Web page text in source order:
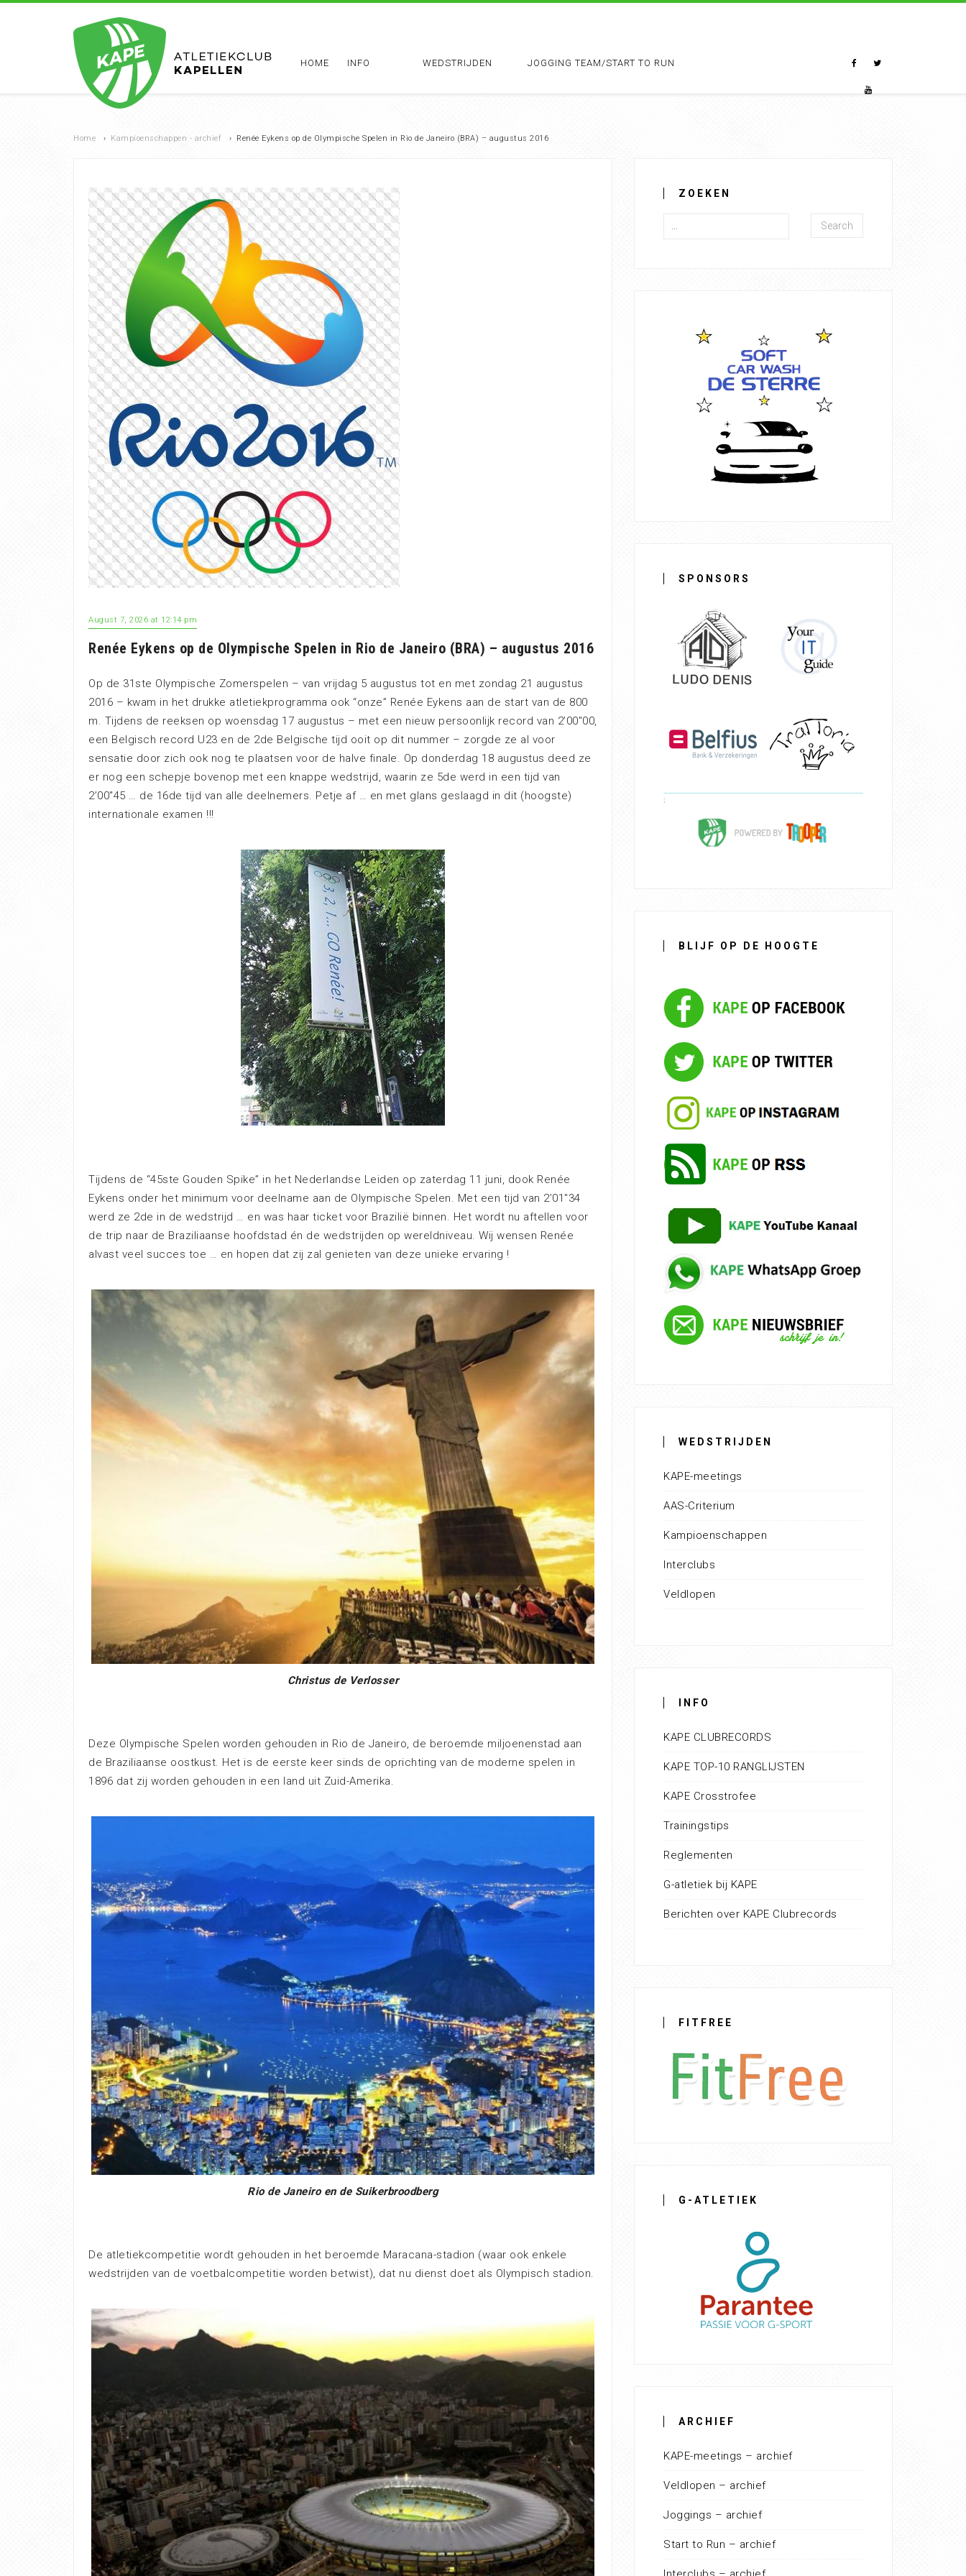
HOME INFO WEDSTRIJDEN JOGGING TEAM/START TO RUN
Home › Kampioenschappen - archief › Renée Eykens op de Olympische Spelen in Rio de Janeiro (BRA) – augustus 2016
August 7, 2026 at 12:14 pm
Renée Eykens op de Olympische Spelen in Rio de Janeiro (BRA) – augustus 2016
Op de 31ste Olympische Zomerspelen – van vrijdag 5 augustus tot en met zondag 21 augustus
2016 – kwam in het drukke atletiekprogramma ook “onze” Renée Eykens aan de start van de 800
m. Tijdens de reeksen op woensdag 17 augustus – met een nieuw persoonlijk record van 2’00″00,
een Belgisch record U23 en de 2de Belgische tijd ooit op dit nummer – zorgde ze al voor
sensatie door zich ook nog te plaatsen voor de halve finale. Op donderdag 18 augustus deed ze
er nog een schepje bovenop met een knappe wedstrijd, waarin ze 5de werd in een tijd van
2’00″45 … de 16de tijd van alle deelnemers. Petje af … en met glans geslaagd in dit (hoogste)
internationale examen !!!
Tijdens de “45ste Gouden Spike” in het Nederlandse Leiden op zaterdag 11 juni, dook Renée
Eykens onder het minimum voor deelname aan de Olympische Spelen. Met een tijd van 2’01″34
werd ze 2de in de wedstrijd … en was haar ticket voor Brazilië binnen. Het wordt nu aftellen voor
de trip naar de Braziliaanse hoofdstad én de wedstrijden op wereldniveau. Wij wensen Renée
alvast veel succes toe … en hopen dat zij zal genieten van deze unieke ervaring !
Christus de Verlosser
Deze Olympische Spelen worden gehouden in Rio de Janeiro, de beroemde miljoenenstad aan
de Braziliaanse oostkust. Het is de eerste keer sinds de oprichting van de moderne spelen in
1896 dat zij worden gehouden in een land uit Zuid-Amerika.
Rio de Janeiro en de Suikerbroodberg
De atletiekcompetitie wordt gehouden in het beroemde Maracana-stadion (waar ook enkele
wedstrijden van de voetbalcompetitie worden betwist), dat nu dienst doet als Olympisch stadion.
ZOEKEN
Search
SPONSORS
BLIJF OP DE HOOGTE
WEDSTRIJDEN
KAPE-meetings
AAS-Criterium
Kampioenschappen
Interclubs
Veldlopen
INFO
KAPE CLUBRECORDS
KAPE TOP-10 RANGLIJSTEN
KAPE Crosstrofee
Trainingstips
Reglementen
G-atletiek bij KAPE
Berichten over KAPE Clubrecords
FITFREE
G-ATLETIEK
ARCHIEF
KAPE-meetings – archief
Veldlopen – archief
Joggings – archief
Start to Run – archief